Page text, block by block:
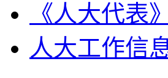
《人大代表
人大工作信